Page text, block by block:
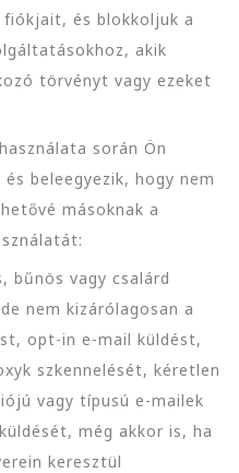
fiókjait, és blokkoljuk a
akik
törvényt vagy ezeket
során Ön
beleegyezik, hogy nem
másoknak a
vagy csalárd
nem kizárólagosan a
opt-in e-mail küldést,
szkennelését, kéretlen
vagy típusú e-mailek
még akkor is, ha
keresztül